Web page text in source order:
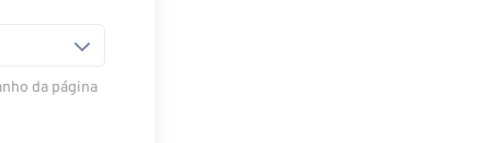
da página